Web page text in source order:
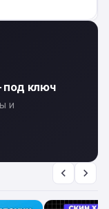
под ключ
и